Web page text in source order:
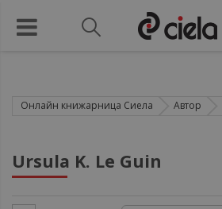
Онлайн книжарница Сиела Автор
Ursula K. Le Guin